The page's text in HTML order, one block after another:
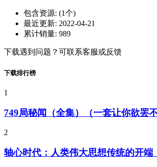
包含资源: (1个)
最近更新: 2022-04-21
累计销量: 989
下载遇到问题？可联系客服或反馈
下载排行榜
1
749局秘闻（全集）（一套让你欲罢
2
轴心时代：人类伟大思想传统的开端